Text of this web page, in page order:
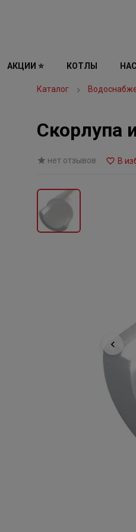
АКЦИИ ⭐ КОТЛЫ
Каталог
Скорлупа
нет отзывов В